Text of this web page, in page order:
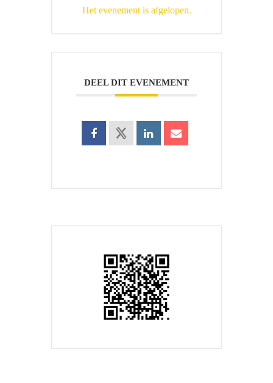
Het evenement is afgelopen.
DEEL DIT EVENEMENT